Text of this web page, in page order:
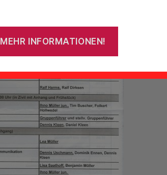
MEHR INFORMATIONEN!